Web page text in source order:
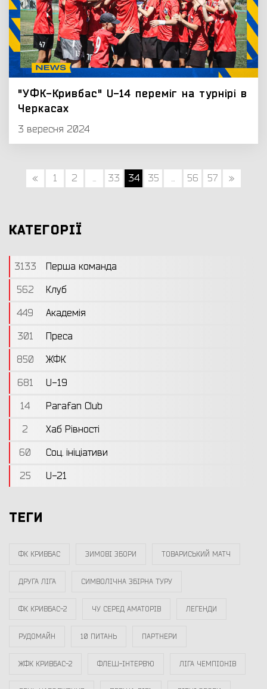
"УФК-Кривбас" U-14 переміг на турнірі в
Черкасах
3 вересня 2024
« 1 2 ... 33 34 35 ... 56 57 »
КАТЕГОРІЇ
3133
Перша команда
562
Клуб
449
Академія
301
Преса
850
ЖФК
681
U-19
14
Parafan Club
2
Хаб Рівності
60
Соц. ініціативи
25
U-21
ТЕГИ
ФК КРИВБАС ЗИМОВІ ЗБОРИ ТОВАРИСЬКИЙ МАТЧ
ДРУГА ЛІГА СИМВОЛІЧНА ЗБІРНА ТУРУ
ФК КРИВБАС-2 ЧУ СЕРЕД АМАТОРІВ ЛЕГЕНДИ
РУДОМАЙН 10 ПИТАНЬ ПАРТНЕРИ
ЖФК КРИВБАС-2 ФЛЕШ-ІНТЕРВ`Ю ЛІГА ЧЕМПІОНІВ